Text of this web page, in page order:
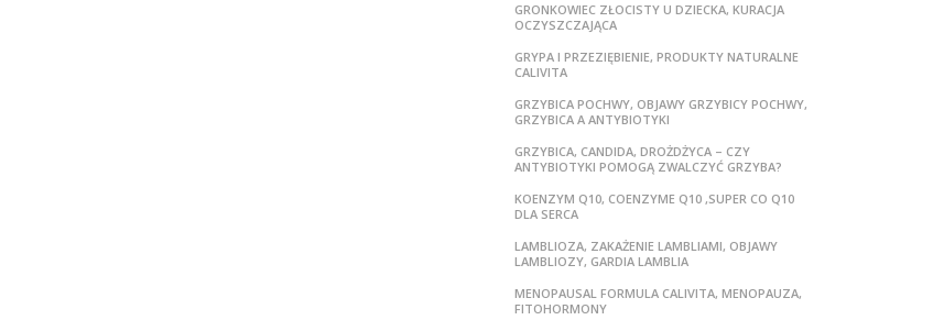
GRONKOWIEC ZŁOCISTY U DZIECKA, KURACJA
OCZYSZCZAJĄCA
GRYPA I PRZEZIĘBIENIE, PRODUKTY NATURALNE
CALIVITA
GRZYBICA POCHWY, OBJAWY GRZYBICY POCHWY,
GRZYBICA A ANTYBIOTYKI
GRZYBICA, CANDIDA, DROŻDŻYCA – CZY
ANTYBIOTYKI POMOGĄ ZWALCZYĆ GRZYBA?
KOENZYM Q10, COENZYME Q10 ,SUPER CO Q10
DLA SERCA
LAMBLIOZA, ZAKAŻENIE LAMBLIAMI, OBJAWY
LAMBLIOZY, GARDIA LAMBLIA
MENOPAUSAL FORMULA CALIVITA, MENOPAUZA,
FITOHORMONY